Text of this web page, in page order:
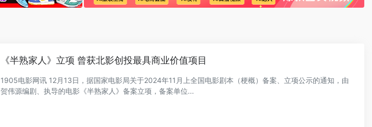
《半熟家人》立项 曾获北影创投最具商业价值项目
1905电影网讯 12月13日，据国家电影局关于2024年11月上全国电影剧本（梗概）备案、立项公示的通知，由
贺伟源编剧、执导的电影《半熟家人》备案立项，备案单位...